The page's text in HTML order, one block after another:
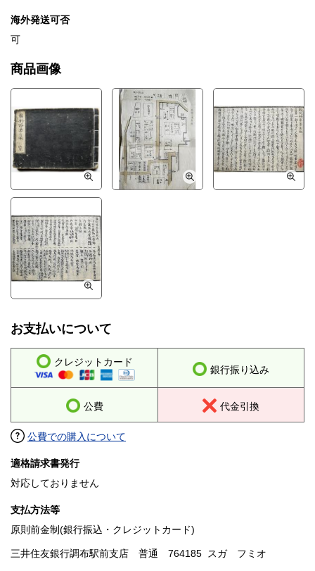
海外発送可否
可
商品画像
お支払いについて
クレジットカード
銀行振り込み
公費 代金引換
公費での購入について
適格請求書発行
対応しておりません
支払方法等
原則前金制(銀行振込・クレジットカード)
三井住友銀行調布駅前支店 普通 764185 スガ フミオ